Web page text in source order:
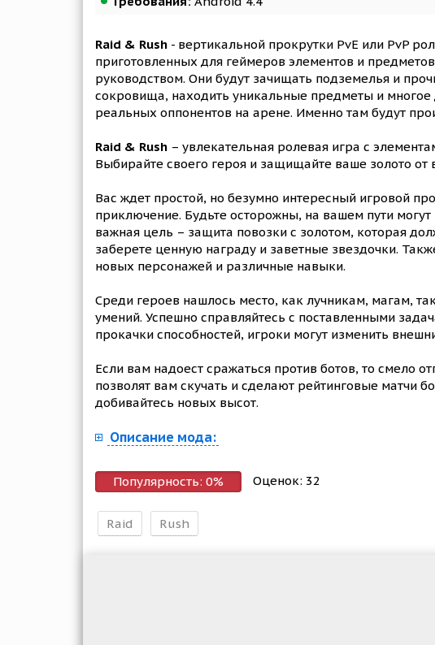
Raid & Rush - вертикальной прокрутки PvE или PvP
приготовленных для геймеров элементов и
руководством. Они будут зачищать подземелья и
сокровища, находить уникальные предметы и многое
реальных оппонентов на арене. Именно там будут
Raid & Rush – увлекательная ролевая игра с
Выбирайте своего героя и защищайте ваше золото
Вас ждет простой, но безумно интересный игровой
приключение. Будьте осторожны, на вашем пути
важная цель – защита повозки с золотом, которая
заберете ценную награду и заветные звездочки.
новых персонажей и различные навыки.
Среди героев нашлось место, как лучникам, магам,
умений. Успешно справляйтесь с поставленными
прокачки способностей, игроки могут изменить
Если вам надоест сражаться против ботов, то смело
позволят вам скучать и сделают рейтинговые матчи
добивайтесь новых высот.
Описание мода:
Популярность: 0% Оценок: 32
Raid Rush